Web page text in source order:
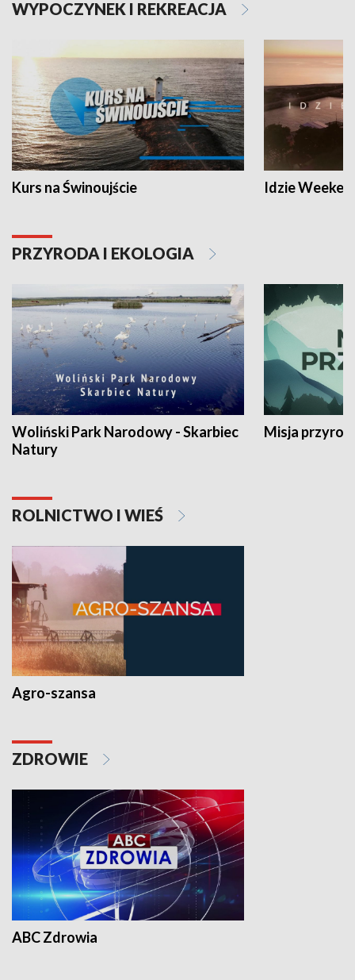
WYPOCZYNEK I REKREACJA
Kurs na Świnoujście Idzie
PRZYRODA I EKOLOGIA
Woliński Park Narodowy - Skarbiec
Natury
Misja
ROLNICTWO I WIEŚ
Agro-szansa
ZDROWIE
ABC Zdrowia